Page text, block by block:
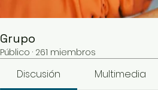
Grupo
Público · 261 miembros
Discusión Multimedia